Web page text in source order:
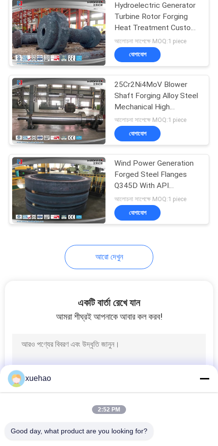
Open Die Forgings
Alloy Steel Forgings
Carbon Steel
Steam Turbine Rotor
Forging
Hydroelectric Generator
Turbine Rotor Forging
Heat Treatment Custom
20SiMn
আলোচনা সাপেক্ষে MOQ:1 piece
যোগাযোগ
25Cr2Ni4MoV Blower
Shaft Forging Alloy Steel
Mechanical High
Strength
আলোচনা সাপেক্ষে MOQ:1 piece
যোগাযোগ
Wind Power Generation
Forged Steel Flanges
Q345D With API
Standard
আলোচনা সাপেক্ষে MOQ:1 piece
যোগাযোগ
আরো দেখুন
একটি বার্তা রেখে যান
আমরা শীঘ্রই আপনাকে আবার কল করব!
xuehao
2:52 PM
Good day, what product are you looking for?